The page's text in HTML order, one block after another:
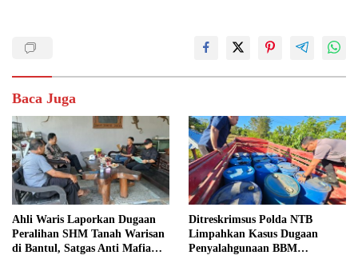
Baca Juga
Ahli Waris Laporkan Dugaan
Peralihan SHM Tanah Warisan
di Bantul, Satgas Anti Mafia
Ditreskrimsus Polda NTB
Limpahkan Kasus Dugaan
Penyalahgunaan BBM